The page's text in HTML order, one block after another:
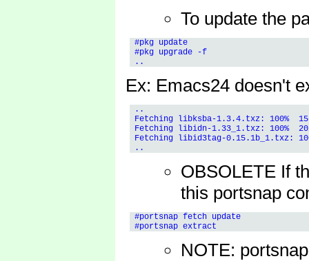
To update the
#pkg update
#pkg upgrade -f
Ex: Emacs24 doesn't
..
Fetching libksba-1.3.4.txz: 100%
Fetching libidn-1.33_1.txz: 100%
Fetching libid3tag-0.15.1b_1.txz:
OBSOLETE If
this portsnap
#portsnap fetch update
NOTE: